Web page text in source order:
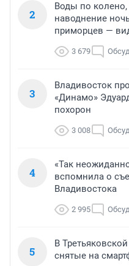
2
Воды по
наводнение
приморцев —
3 679
3
Владивосток
«Динамо»
похорон
3 008
4
«Так
вспомнила о
Владивостока
2 995
5
В
снятые на